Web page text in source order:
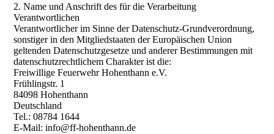
2. Name und Anschrift des für die Verarbeitung
Verantwortlichen
Verantwortlicher im Sinne der Datenschutz-Grundverordnung,
sonstiger in den Mitgliedstaaten der Europäischen Union
geltenden Datenschutzgesetze und anderer Bestimmungen mit
datenschutzrechtlichem Charakter ist die:
Freiwillige Feuerwehr Hohenthann e.V.
Frühlingstr. 1
84098 Hohenthann
Deutschland
Tel.: 08784 1644
E-Mail: info@ff-hohenthann.de